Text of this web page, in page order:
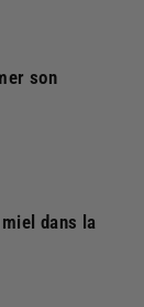
son
dans la